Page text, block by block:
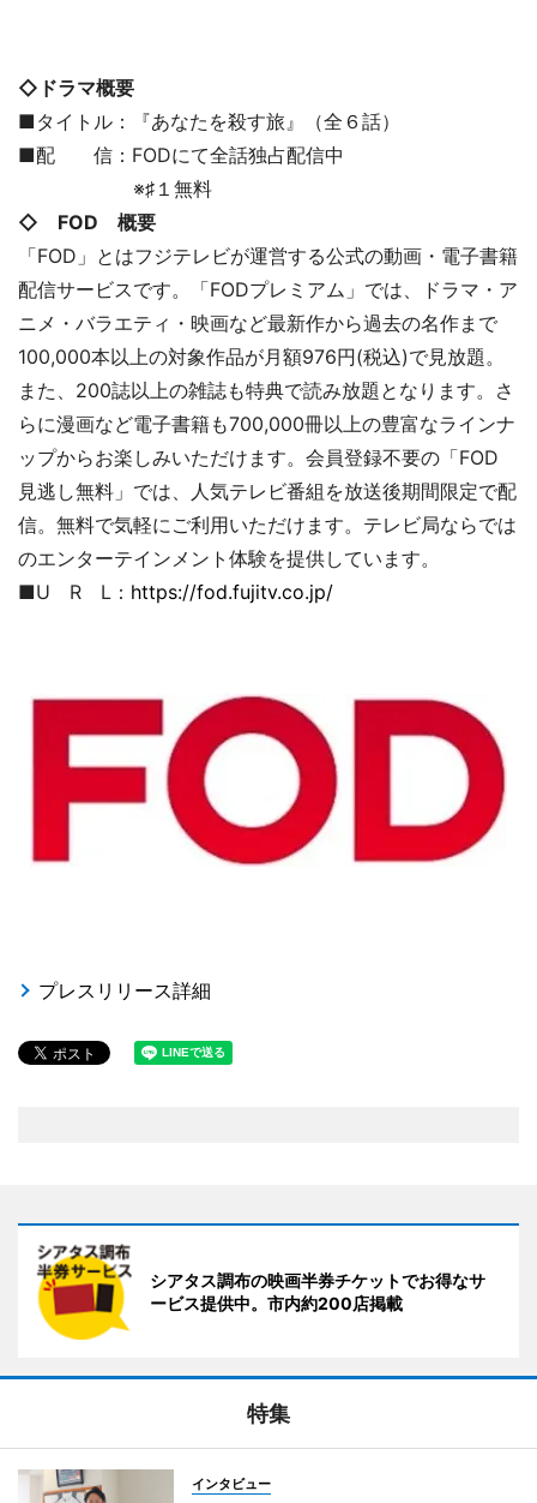
◇ドラマ概要
■タイトル：『あなたを殺す旅』（全６話）
■配 信：FODにて全話独占配信中
※♯１無料
◇ FOD 概要
「FOD」とはフジテレビが運営する公式の動画・電子書籍
配信サービスです。「FODプレミアム」では、ドラマ・ア
ニメ・バラエティ・映画など最新作から過去の名作まで
100,000本以上の対象作品が月額976円(税込)で見放題。
また、200誌以上の雑誌も特典で読み放題となります。さ
らに漫画など電子書籍も700,000冊以上の豊富なラインナ
ップからお楽しみいただけます。会員登録不要の「FOD
見逃し無料」では、人気テレビ番組を放送後期間限定で配
信。無料で気軽にご利用いただけます。テレビ局ならでは
のエンターテインメント体験を提供しています。
■U R L： https://fod.fujitv.co.jp/
プレスリリース詳細
シアタス調布の映画半券チケットでお得なサ
ービス提供中。市内約200店掲載
特集
インタビュー